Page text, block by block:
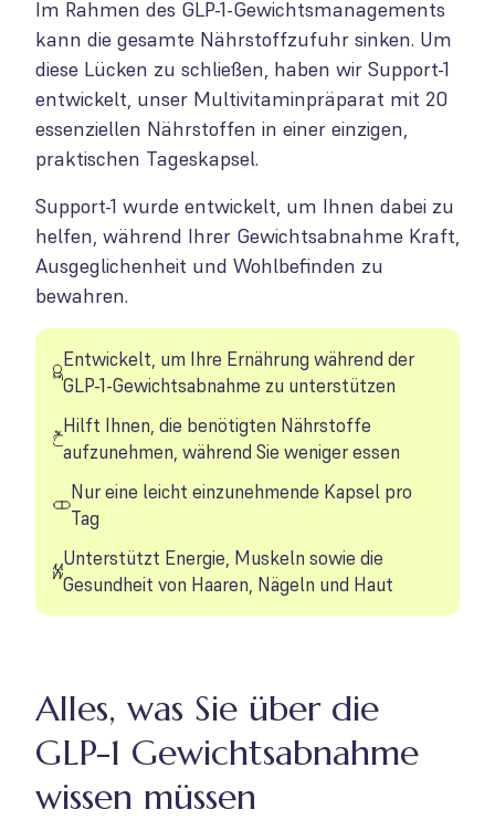
Im Rahmen des GLP-1-Gewichtsmanagements
kann die gesamte Nährstoffzufuhr sinken. Um
diese Lücken zu schließen, haben wir Support-1
entwickelt, unser Multivitaminpräparat mit 20
essenziellen Nährstoffen in einer einzigen,
praktischen Tageskapsel.
Support-1 wurde entwickelt, um Ihnen dabei zu
helfen, während Ihrer Gewichtsabnahme Kraft,
Ausgeglichenheit und Wohlbefinden zu
bewahren.
Entwickelt, um Ihre Ernährung während der
GLP-1-Gewichtsabnahme zu unterstützen
Hilft Ihnen, die benötigten Nährstoffe
aufzunehmen, während Sie weniger essen
Nur eine leicht einzunehmende Kapsel pro
Tag
Unterstützt Energie, Muskeln sowie die
Gesundheit von Haaren, Nägeln und Haut
Alles, was Sie über die
GLP-1 Gewichtsabnahme
wissen müssen